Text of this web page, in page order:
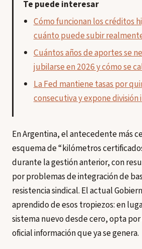
Te puede interesar
Cómo funcionan los créditos
cuánto puede subir
Cuántos años de aportes se
jubilarse en 2026 y cómo se
La Fed mantiene tasas por
consecutiva y expone división
En Argentina, el antecedente más
esquema de “kilómetros
durante la gestión anterior, con
por problemas de integración de
resistencia sindical. El actual
aprendido de esos tropiezos: en
sistema nuevo desde cero, opta
oficial información que ya se genera.